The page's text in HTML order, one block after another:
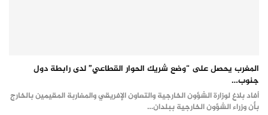
المغرب يحصل على “وضع شريك الحوار القطاعي” لدى رابطة دول
جنوب…
أفاد بلاغ لوزارة الشؤون الخارجية والتعاون الإفريقي والمغاربة المقيمين بالخارج
بأن وزراء الشؤون الخارجية ببلدان…